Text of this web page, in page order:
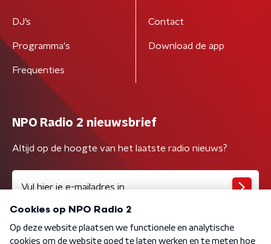
DJ’s
Programma's
Frequenties
Contact
Download de app
NPO Radio 2 nieuwsbrief
Altijd op de hoogte van het laatste radio nieuws?